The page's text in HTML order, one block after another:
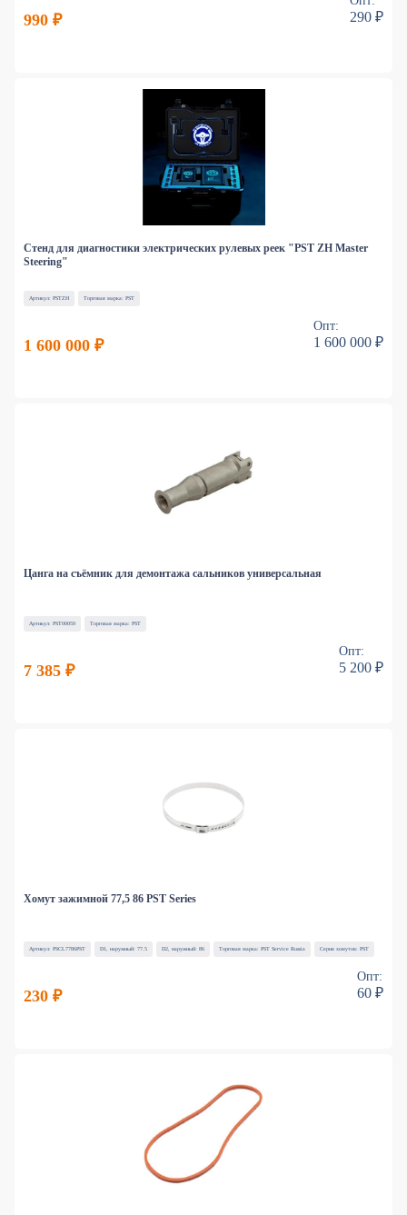
990 ₽ 290 ₽
Стенд для диагностики электрических рулевых реек "PST ZH Master
Steering"
Артикул: PSTZH Торговая марка: PST
1 600 000 ₽
Опт:
1 600 000 ₽
Цанга на съёмник для демонтажа сальников универсальная
Артикул: PST00059 Торговая марка: PST
7 385 ₽
Опт:
5 200 ₽
Хомут зажимной 77,5 86 PST Series
Артикул: PSCL7786PST D1, наружный: 77.5 D2, наружный: 86 Торговая марка: PST Service Russia Серия хомутов: PST
230 ₽
Опт:
60 ₽